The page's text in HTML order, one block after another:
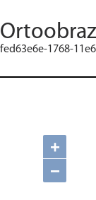
fed63e6e-1768-
+
−